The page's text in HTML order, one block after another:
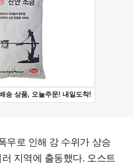
우로 인해 강 수위가 상승
지역에 출동했다. 오스트